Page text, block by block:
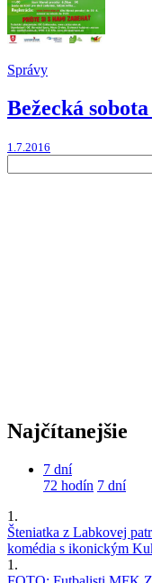
Správy
Bežecká
1.7.2016
Najčítanejšie
7 dní
72 hodín 7 dní
1.
Šteniatka z Labkovej
komédia s ikonickým
1.